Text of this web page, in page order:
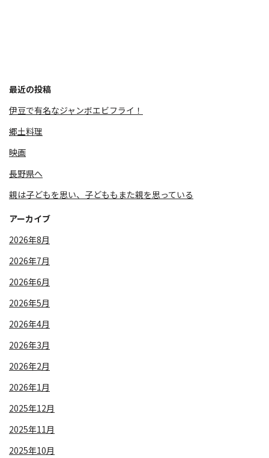
最近の投稿
伊豆で有名なジャンボエビフライ！
郷土料理
映画
長野県へ
親は子どもを思い、子どももまた親を思っている
アーカイブ
2026年8月
2026年7月
2026年6月
2026年5月
2026年4月
2026年3月
2026年2月
2026年1月
2025年12月
2025年11月
2025年10月